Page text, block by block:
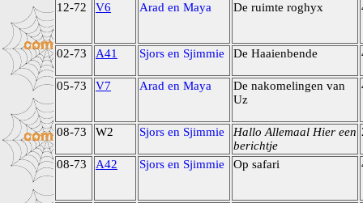
12-72 V6 Arad en Maya De ruimte roghyx
02-73 A41 Sjors en Sjimmie De Haaienbende
05-73 V7 Arad en Maya
De nakomelingen van
Uz
08-73 W2 Sjors en Sjimmie
Hallo Allemaal Hier een
berichtje
08-73 A42 Sjors en Sjimmie Op safari